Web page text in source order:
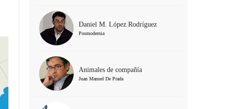
Daniel M. López Rodríguez
Posmodernia
Animales de compañía
Juan Manuel De Prada